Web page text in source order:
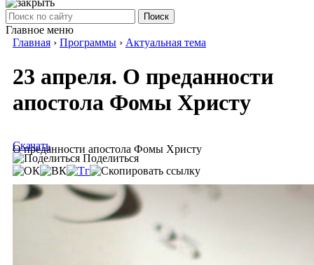
Поиск
Главное меню
Главная › Программы › Актуальная тема
23 апреля. О преданности
апостола Фомы Христу
О преданности апостола Фомы Христу
Скачать
Поделиться